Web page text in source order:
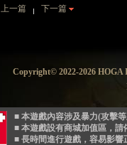
上一篇 下一篇
Copyright© 2022-2026
■ 本遊戲內容涉及暴力(攻擊
■ 本遊戲設有商城加值區，
■ 長時間進行遊戲，容易影